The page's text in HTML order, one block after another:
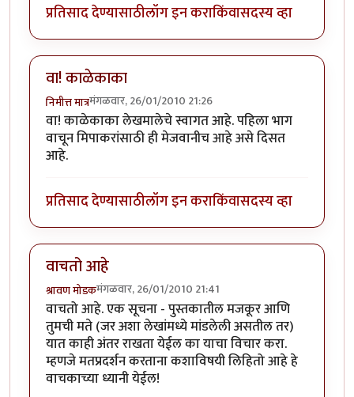
प्रतिसाद देण्यासाठीलॉग इन कराकिंवासदस्य व्हा
वा! काळेकाका
निमीत्त मात्रमंगळवार, 26/01/2010 21:26
वा! काळेकाका लेखमालेचे स्वागत आहे. पहिला भाग
वाचून मिपाकरांसाठी ही मेजवानीच आहे असे दिसत
आहे.
प्रतिसाद देण्यासाठीलॉग इन कराकिंवासदस्य व्हा
वाचतो आहे
श्रावण मोडकमंगळवार, 26/01/2010 21:41
वाचतो आहे. एक सूचना - पुस्तकातील मजकूर आणि
तुमची मते (जर अशा लेखांमध्ये मांडलेली असतील तर)
यात काही अंतर राखता येईल का याचा विचार करा.
म्हणजे मतप्रदर्शन करताना कशाविषयी लिहितो आहे हे
वाचकाच्या ध्यानी येईल!